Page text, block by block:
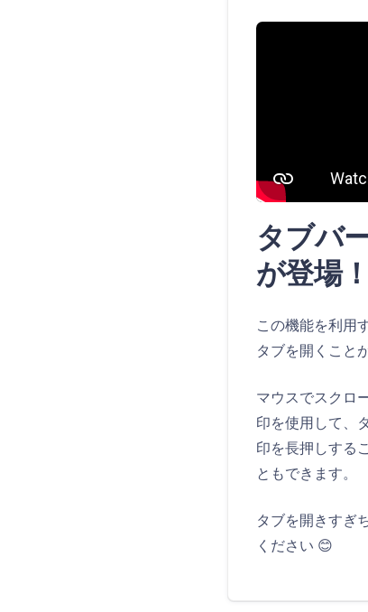
タブバ
が登場
この機能を利用
タブを開くこと
マウスでスクロ
印を使用して、
印を長押しする
ともできます。
タブを開きすぎ
ください 😊